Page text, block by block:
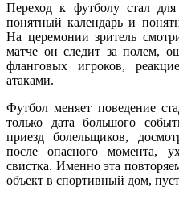
Переход к футболу стал
понятный календарь и
На церемонии зритель
матче он следит за полем,
фланговых игроков,
атаками.
Футбол меняет поведение
только дата большого
приезд болельщиков,
после опасного момента,
свистка. Именно эта
объект в спортивный дом,